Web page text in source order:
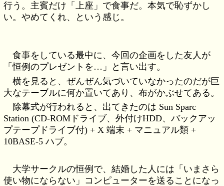
行う。主賓だけ「上座」で食事だ。本気で恥ずかし
い。やめてくれ、という感じ。
食事をしている最中に、今回の企画をした友人が
「恒例のプレゼントを…」と言い出す。
横を見ると、ぜんぜん気づいていなかったのだが巨
大なテーブルに何か置いてあり、布がかぶせてある。
除幕式が行われると、出てきたのは Sun Sparc
Station (CD-ROMドライブ、外付けHDD、バックアッ
プテープドライブ付) + X 端末 + マニュアル類 +
10BASE-5 ハブ。
大学サークルの恒例で、結婚した人には「いまさら
使い物にならない」コンピューターを送ることになっ